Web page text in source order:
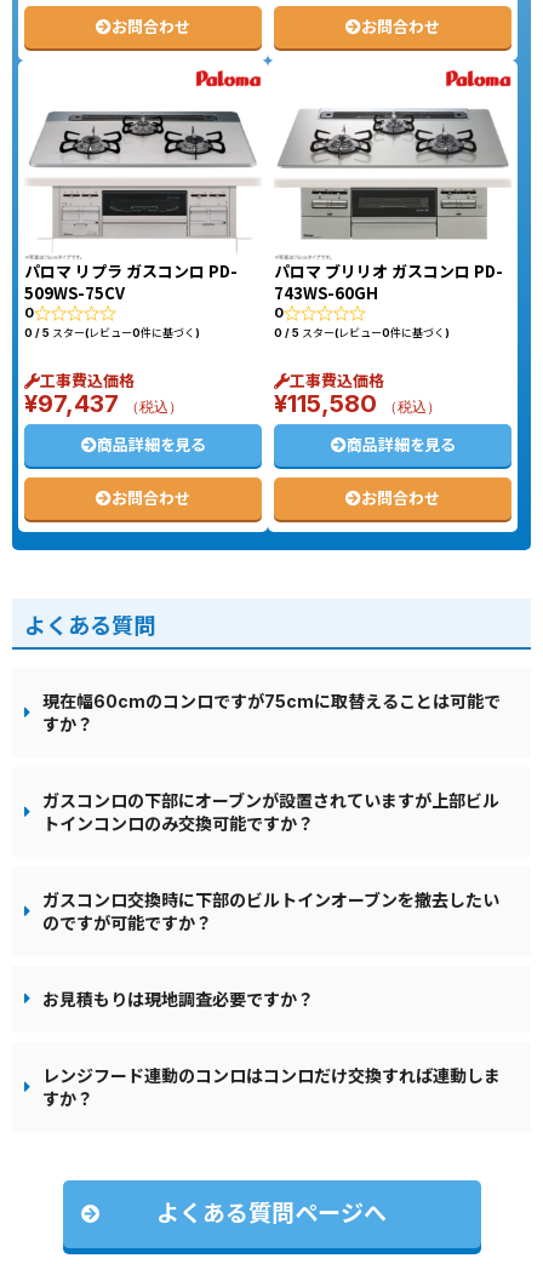
お問合わせ お問合わせ
パロマ リプラ ガスコンロ PD-
509WS-75CV
0
0 / 5 スター(レビュー0件に基づく)
工事費込価格
¥97,437 （税込）
商品詳細を見る
お問合わせ
パロマ ブリリオ ガスコンロ PD-
743WS-60GH
0
0 / 5 スター(レビュー0件に基づく)
工事費込価格
¥115,580 （税込）
商品詳細を見る
お問合わせ
よくある質問
現在幅60cmのコンロですが75cmに取替えることは可能で
すか？
ガスコンロの下部にオーブンが設置されていますが上部ビル
トインコンロのみ交換可能ですか？
ガスコンロ交換時に下部のビルトインオーブンを撤去したい
のですが可能ですか？
お見積もりは現地調査必要ですか？
レンジフード連動のコンロはコンロだけ交換すれば連動しま
すか？
よくある質問ページへ